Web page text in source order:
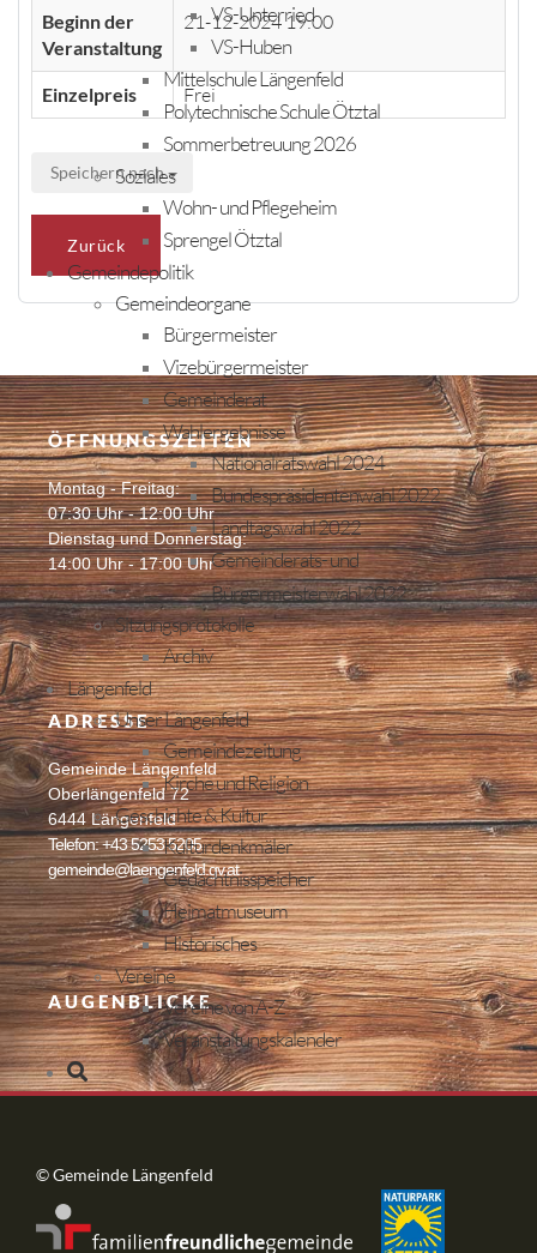
VS-Unterried
VS-Huben
Mittelschule Längenfeld
Polytechnische Schule Ötztal
Sommerbetreuung 2026
Soziales
Wohn- und Pflegeheim
Sprengel Ötztal
Gemeindepolitik
Gemeindeorgane
Bürgermeister
Vizebürgermeister
Gemeinderat
Wahlergebnisse
Nationalratswahl 2024
Bundespräsidentenwahl 2022
Landtagswahl 2022
Gemeinderats- und
Bürgermeisterwahl 2022
Sitzungsprotokolle
Archiv
Längenfeld
Unser Längenfeld
Gemeindezeitung
Kirche und Religion
Geschichte & Kultur
Kulturdenkmäler
Gedächtnisspeicher
Heimatmuseum
Historisches
Vereine
Vereine von A-Z
Veranstaltungskalender
Beginn der
Veranstaltung
21-12-2024 19:00
Einzelpreis Frei
Speichern nach
Zurück
ÖFFNUNGSZEITEN
Montag - Freitag:
07:30 Uhr - 12:00 Uhr
Dienstag und Donnerstag:
14:00 Uhr - 17:00 Uhr
ADRESSE
Gemeinde Längenfeld
Oberlängenfeld 72
6444 Längenfeld
Telefon: +43 5253 5205
gemeinde@laengenfeld.gv.at
AUGENBLICKE
© Gemeinde Längenfeld